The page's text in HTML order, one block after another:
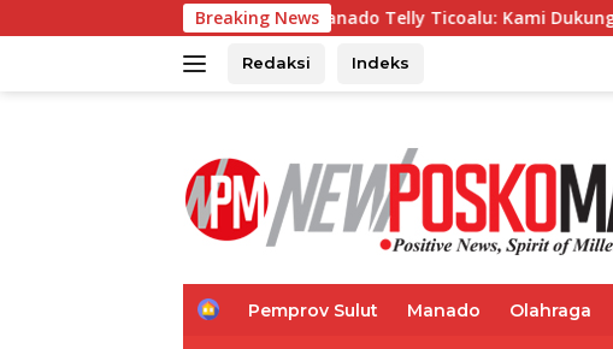
ke
Breaking News
se-Kota Manado Telly Ticoalu: Kami Dukung Penuh Program Kadis
Redaksi Indeks
H
Pemprov Sulut Manado Olahraga